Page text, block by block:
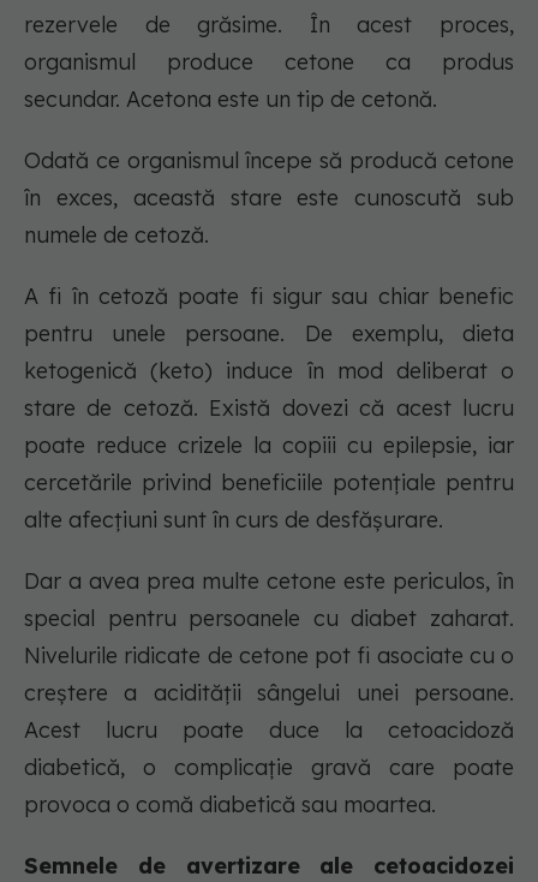
rezervele de grăsime. În acest proces,
organismul produce cetone ca produs
secundar. Acetona este un tip de cetonă.
Odată ce organismul începe să producă cetone
în exces, această stare este cunoscută sub
numele de cetoză.
A fi în cetoză poate fi sigur sau chiar benefic
pentru unele persoane. De exemplu, dieta
ketogenică (keto) induce în mod deliberat o
stare de cetoză. Există dovezi că acest lucru
poate reduce crizele la copiii cu epilepsie, iar
cercetările privind beneficiile potențiale pentru
alte afecțiuni sunt în curs de desfășurare.
Dar a avea prea multe cetone este periculos, în
special pentru persoanele cu diabet zaharat.
Nivelurile ridicate de cetone pot fi asociate cu o
creștere a acidității sângelui unei persoane.
Acest lucru poate duce la cetoacidoză
diabetică, o complicație gravă care poate
provoca o comă diabetică sau moartea.
Semnele de avertizare ale cetoacidozei